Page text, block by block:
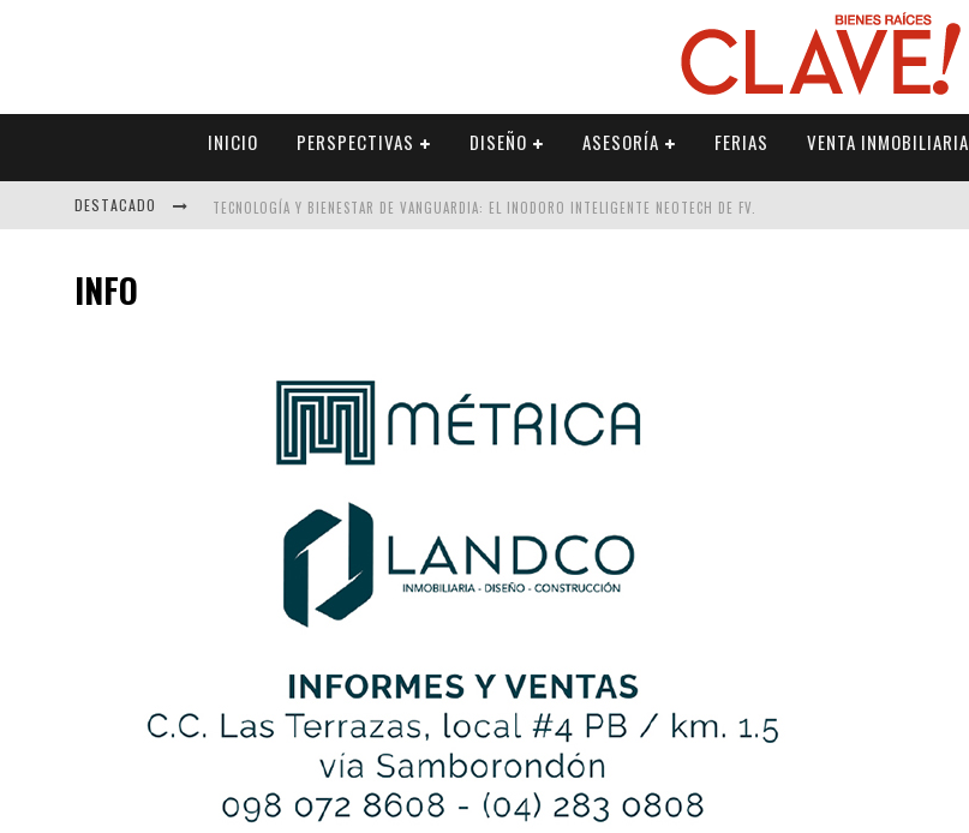
INICIO PERSPECTIVAS DISEÑO ASESORÍA FERIAS VENTA INMOBILIARIA
DESTACADO TECNOLOGÍA Y BIENESTAR DE VANGUARDIA: EL INODORO INTELIGENTE NEOTECH DE FV.
INFO
SAINT-GOBAIN IMPTEK – XI CONVENCIÓN